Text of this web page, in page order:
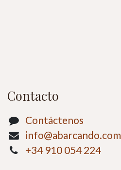
Contacto
Contáctenos
info@abarcando.com
+34 910 054 224